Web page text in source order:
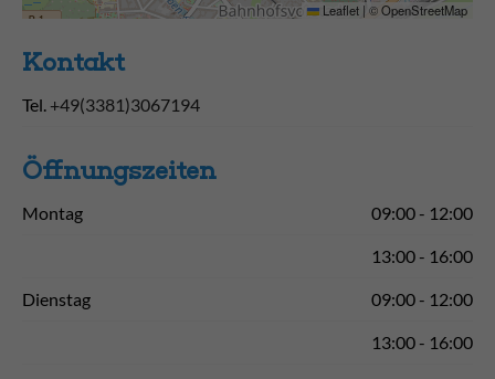
Leaflet | ©OpenStreetMap
Kontakt
Tel. +49(3381)3067194
Öffnungs­zeiten
Montag 09:00 - 12:00
13:00 - 16:00
Dienstag 09:00 - 12:00
13:00 - 16:00